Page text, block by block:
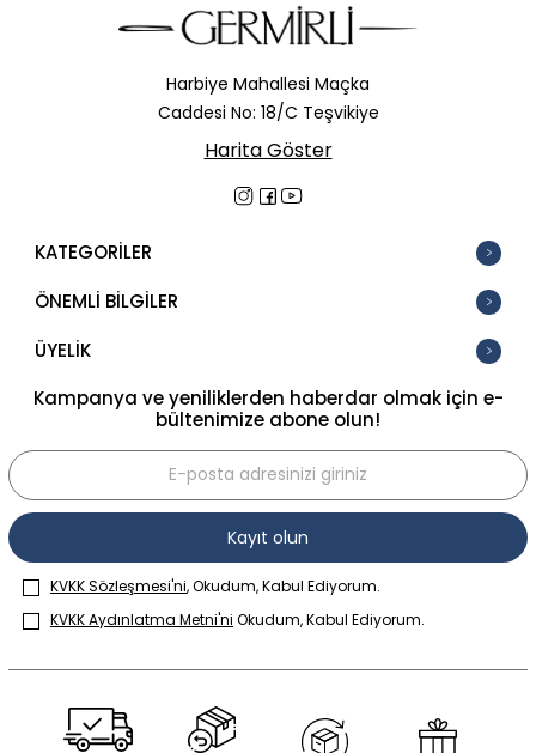
Harbiye Mahallesi Maçka
Caddesi No: 18/C Teşvikiye
Harita Göster
KATEGORİLER
ÖNEMLİ BİLGİLER
ÜYELİK
Kampanya ve yeniliklerden haberdar olmak için e-
bültenimize abone olun!
Kayıt olun
KVKK Sözleşmesi'ni, Okudum, Kabul Ediyorum.
KVKK Aydınlatma Metni'ni Okudum, Kabul Ediyorum.